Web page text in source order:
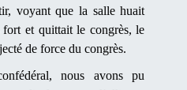
voyant que la salle huait
et quittait le congrès, le
de force du congrès.
nous avons pu